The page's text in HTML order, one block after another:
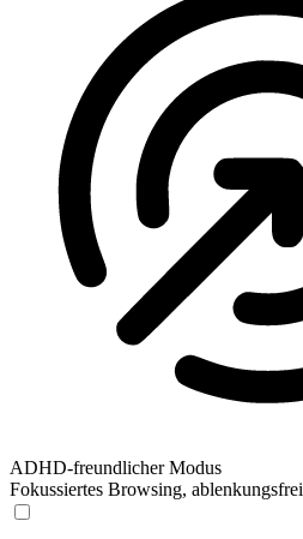
ADHD-freundlicher Modus
Fokussiertes Browsing, ablenkungsfrei